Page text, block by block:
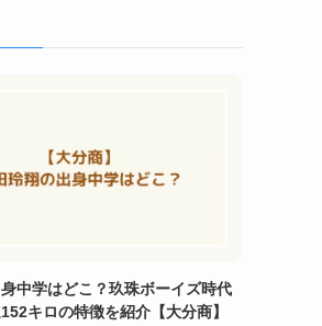
中学はどこ？玖珠ボーイズ時代
キロの特徴を紹介【大分商】